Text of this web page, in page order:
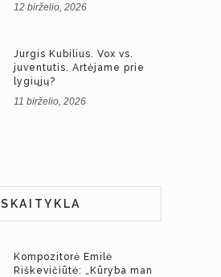
12 birželio, 2026
Jurgis Kubilius. Vox vs.
juventutis. Artėjame prie
lygiųjų?
11 birželio, 2026
SKAITYKLA
Kompozitorė Emilė
Riškevičiūtė: „Kūryba man